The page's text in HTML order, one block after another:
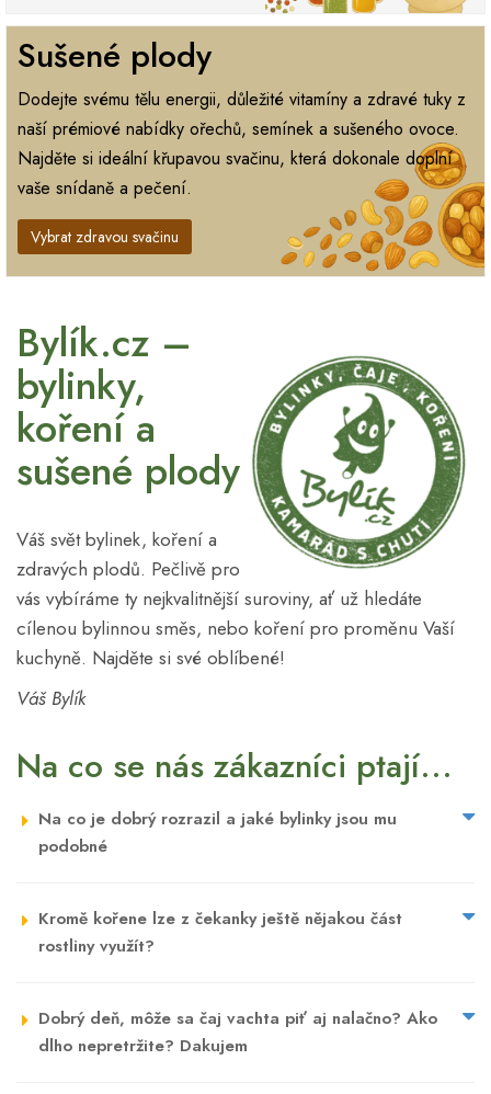
Sušené plody
Dodejte svému tělu energii, důležité vitamíny a zdravé tuky z
naší prémiové nabídky ořechů, semínek a sušeného ovoce.
Najděte si ideální křupavou svačinu, která dokonale doplní
vaše snídaně a pečení.
Vybrat zdravou svačinu
Bylík.cz –
bylinky,
koření a
sušené plody
Váš svět bylinek, koření a
zdravých plodů. Pečlivě pro
vás vybíráme ty nejkvalitnější suroviny, ať už hledáte
cílenou bylinnou směs, nebo koření pro proměnu Vaší
kuchyně. Najděte si své oblíbené!
Váš Bylík
Na co se nás zákazníci ptají...
Na co je dobrý rozrazil a jaké bylinky jsou mu
podobné
Kromě kořene lze z čekanky ještě nějakou část
rostliny využít?
Dobrý deň, môže sa čaj vachta piť aj nalačno? Ako
dlho nepretržite? Dakujem